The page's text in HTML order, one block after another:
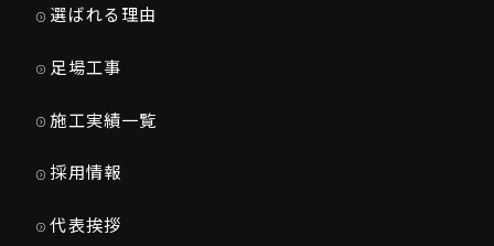
選ばれる理由
足場工事
施工実績一覧
採用情報
代表挨拶